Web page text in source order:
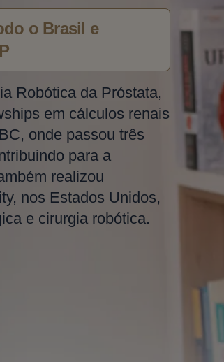
o Brasil e
Robótica da Próstata,
em cálculos renais
onde passou três
para a
realizou
nos Estados Unidos,
e cirurgia robótica.